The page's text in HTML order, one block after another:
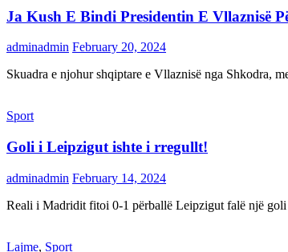
Ja Kush E Bindi Presidentin E Vllaznisë
adminadmin February 20, 2024
Skuadra e njohur shqiptare e Vllaznisë nga Shkodra,
Sport
Goli i Leipzigut ishte i rregullt!
adminadmin February 14, 2024
Reali i Madridit fitoi 0-1 përballë Leipzigut falë një
Lajme, Sport